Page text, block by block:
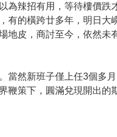
辣招有用，等待樓價跌
的橫跨廿多年，明日大
地皮，商討至今，依然未
然新班子僅上任3個多
策下，圓滿兌現開出的